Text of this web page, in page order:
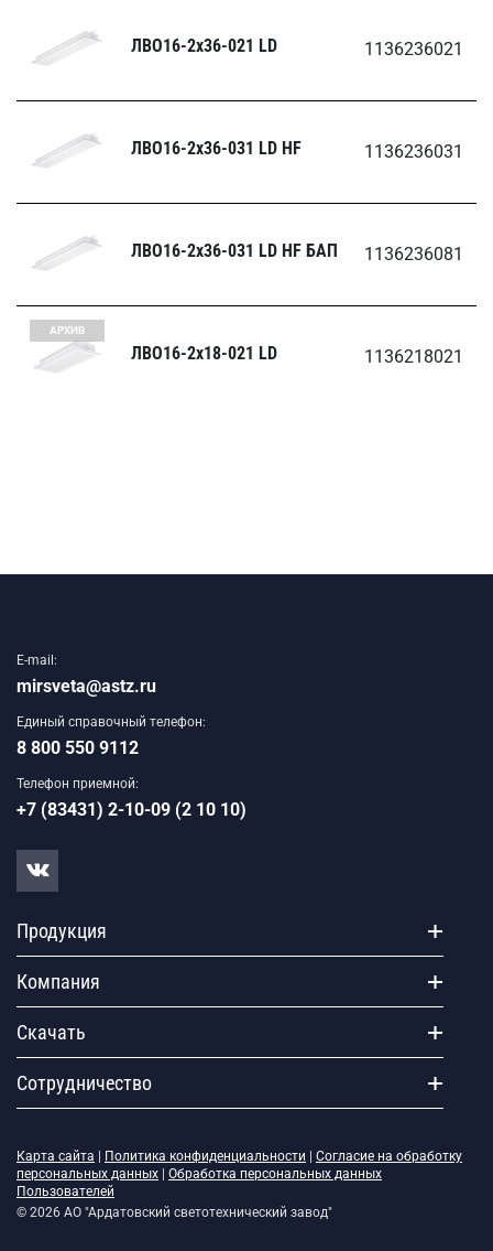
ЛВО16-2х36-021 LD 1136236021
ЛВО16-2х36-031 LD HF 1136236031
ЛВО16-2х36-031 LD HF БАП 1136236081
АРХИВ
ЛВО16-2х18-021 LD 1136218021
E-mail:
mirsveta@astz.ru
Единый справочный телефон:
8 800 550 9112
Телефон приемной:
+7 (83431) 2-10-09 (2 10 10)
Продукция
Компания
Скачать
Сотрудничество
Карта сайта Политика конфиденциальности
Согласие на обработку
персональных данных
Обработка персональных данных
Пользователей
© 2026 АО "Ардатовский светотехнический завод"